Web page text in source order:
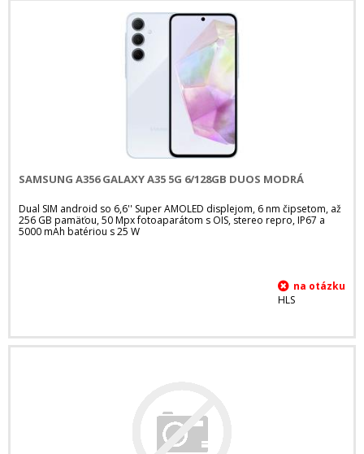
SAMSUNG A356 GALAXY A35 5G 6/128GB DUOS MODRÁ
Dual SIM android so 6,6'' Super AMOLED displejom, 6 nm čipsetom, až
256 GB pamäťou, 50 Mpx fotoaparátom s OIS, stereo repro, IP67 a
5000 mAh batériou s 25 W
HLS